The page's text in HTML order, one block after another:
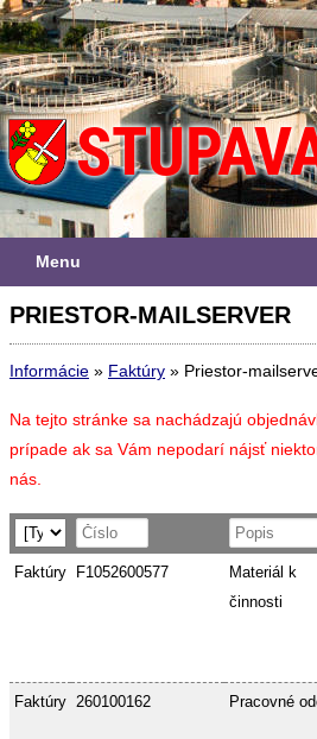
Menu
PRIESTOR-MAILSERVER
Informácie » Faktúry » Priestor-
Na tejto stránke sa nachádzajú
prípade ak sa Vám nepodarí nájsť
nás.
Faktúry F1052600577
Materiál k
činnosti
Faktúry 260100162 Pracovné